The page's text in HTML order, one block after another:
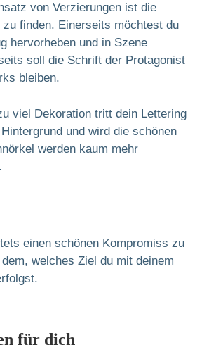
von Verzierungen ist die
zu finden. Einerseits möchtest du
hervorheben und in Szene
soll die Schrift der Protagonist
bleiben.
viel Dekoration tritt dein Lettering
und wird die schönen
werden kaum mehr
einen schönen Kompromiss zu
welches Ziel du mit deinem
für dich